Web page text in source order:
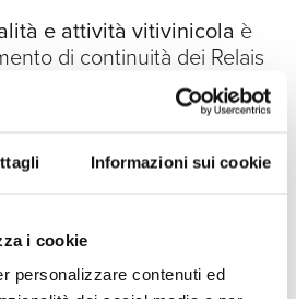
Informazioni sui cookie
i cookie
personalizzare contenuti ed
e attività vitivinicola è
di continuità dei Relais
entrambe le strutture
vigneti, sia per la possibilità
personalizzatipresso
entrambi i
Relais del
di partenza ideale per